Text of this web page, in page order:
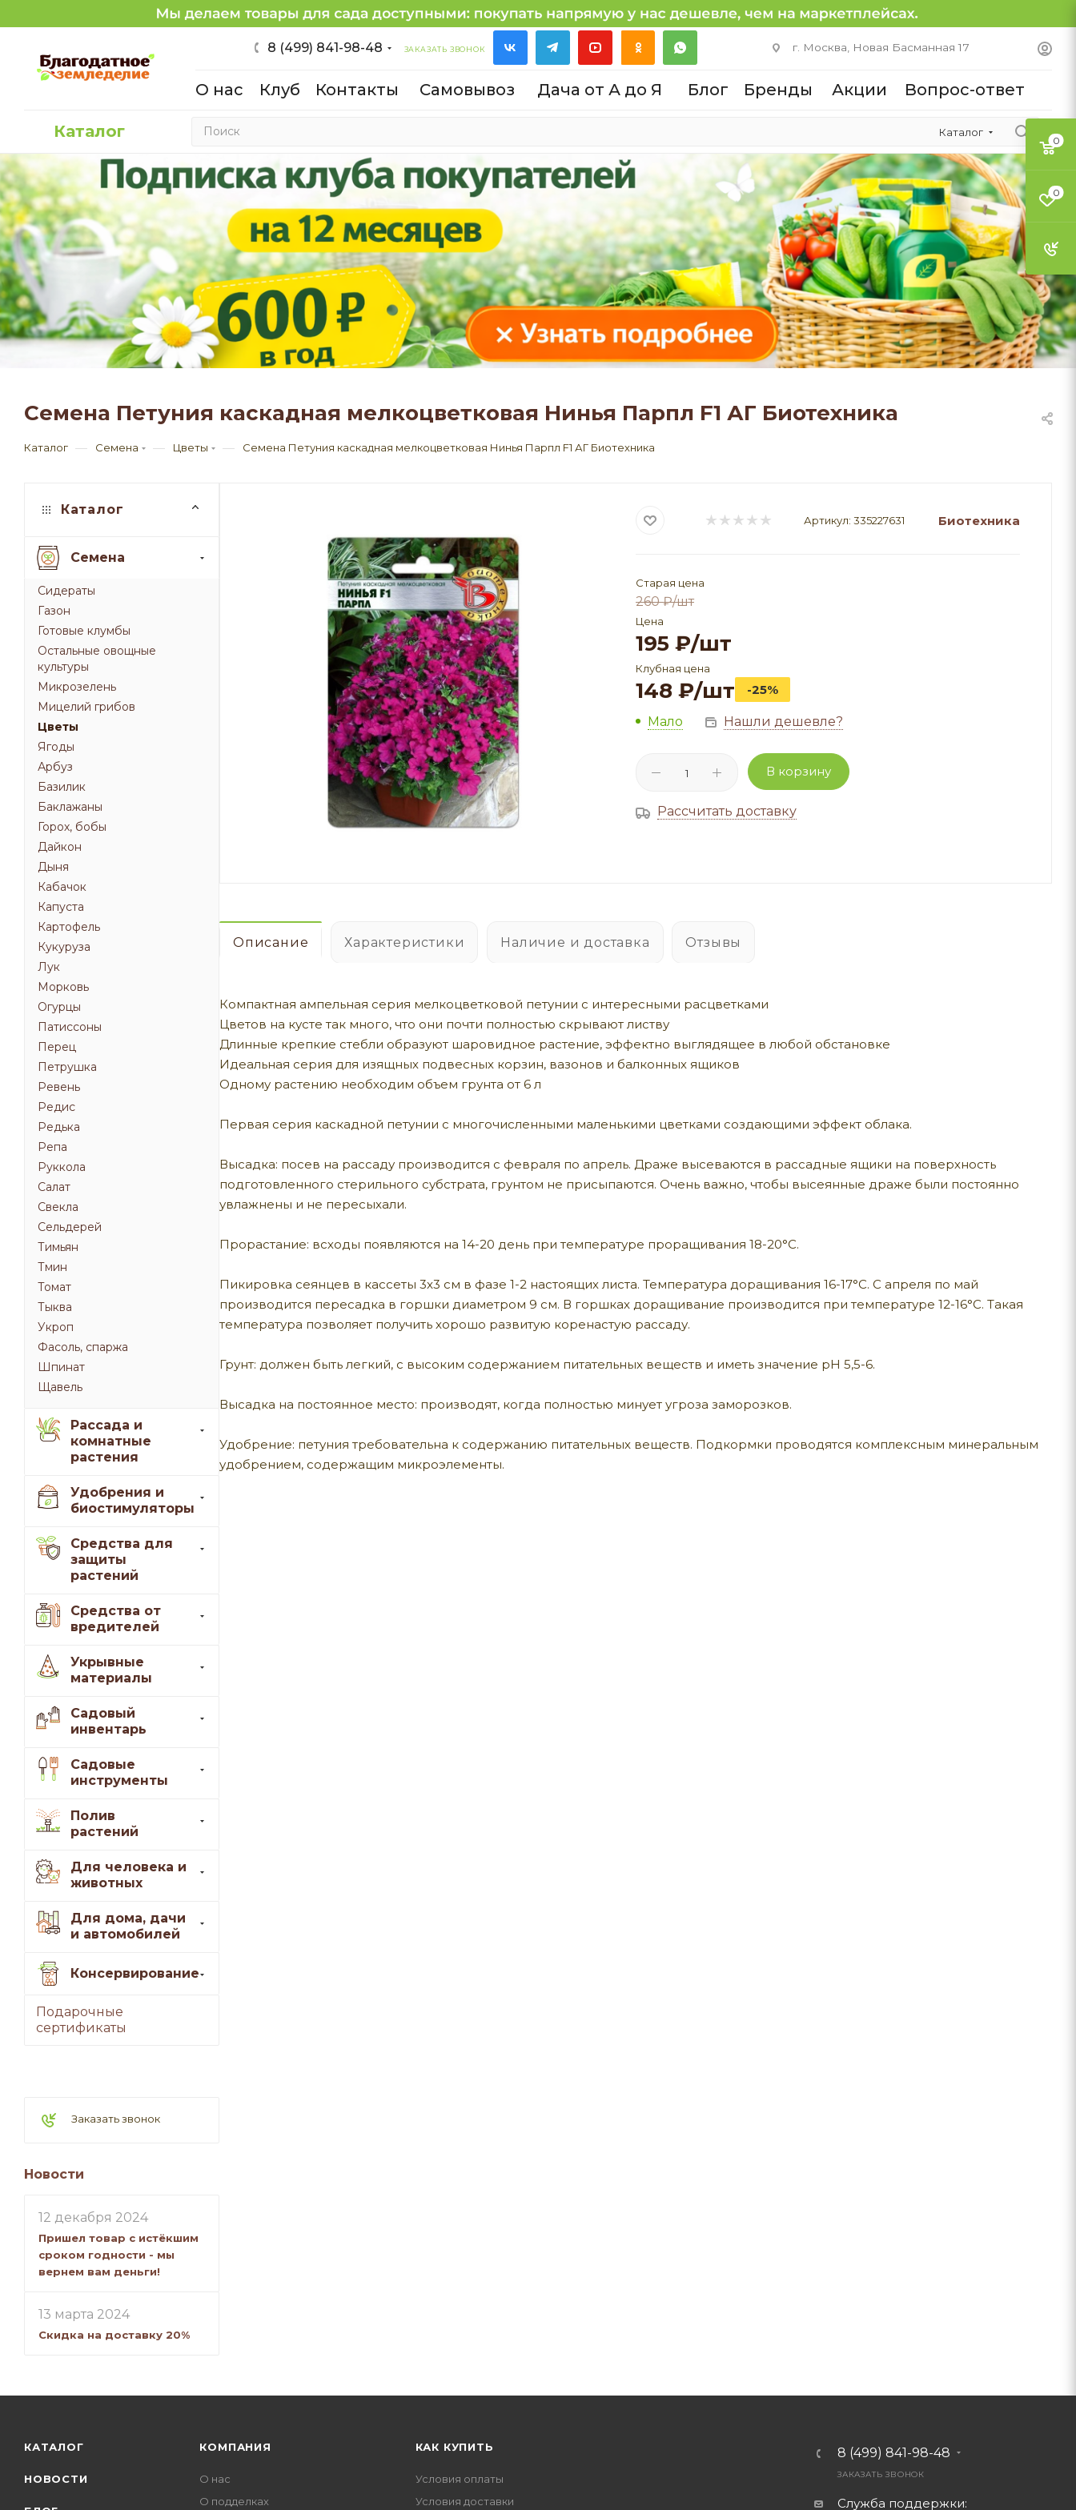
8 (499) 841-98-48 ЗАКАЗАТЬ ЗВОНОК г. Москва, Новая Басманная 17
О нас Клуб Контакты Самовывоз Дача от А до Я Блог Бренды Акции Вопрос-ответ
Каталог Каталог
Семена Петуния каскадная мелкоцветковая Нинья Парпл F1 АГ Биотехника
Каталог — Семена — Цветы — Семена Петуния каскадная мелкоцветковая Нинья Парпл F1 АГ Биотехника
Артикул: 335227631 Биотехника
Старая цена
260₽/шт
Цена
195 ₽/шт
Клубная цена
148 ₽/шт -25%
Мало Нашли дешевле?
В корзину
Рассчитать доставку
Описание Характеристики Наличие и доставка Отзывы
Компактная ампельная серия мелкоцветковой петунии с интересными расцветками
Цветов на кусте так много, что они почти полностью скрывают листву
Длинные крепкие стебли образуют шаровидное растение, эффектно выглядящее в любой обстановке
Идеальная серия для изящных подвесных корзин, вазонов и балконных ящиков
Одному растению необходим объем грунта от 6 л
Первая серия каскадной петунии с многочисленными маленькими цветками создающими эффект облака.
Высадка: посев на рассаду производится с февраля по апрель. Драже высеваются в рассадные ящики на поверхность
подготовленного стерильного субстрата, грунтом не присыпаются. Очень важно, чтобы высеянные драже были постоянно
увлажнены и не пересыхали.
Прорастание: всходы появляются на 14-20 день при температуре проращивания 18-20°С.
Пикировка сеянцев в кассеты 3x3 см в фазе 1-2 настоящих листа. Температура доращивания 16-17°С. С апреля по май
производится пересадка в горшки диаметром 9 см. В горшках доращивание производится при температуре 12-16°С. Такая
температура позволяет получить хорошо развитую коренастую рассаду.
Грунт: должен быть легкий, с высоким содержанием питательных веществ и иметь значение рН 5,5-6.
Высадка на постоянное место: производят, когда полностью минует угроза заморозков.
Удобрение: петуния требовательна к содержанию питательных веществ. Подкормки проводятся комплексным минеральным
удобрением, содержащим микроэлементы.
Каталог
Семена
Сидераты
Газон
Готовые клумбы
Остальные овощные
культуры
Микрозелень
Мицелий грибов
Цветы
Ягоды
Арбуз
Базилик
Баклажаны
Горох, бобы
Дайкон
Дыня
Кабачок
Капуста
Картофель
Кукуруза
Лук
Морковь
Огурцы
Патиссоны
Перец
Петрушка
Ревень
Редис
Редька
Репа
Руккола
Салат
Свекла
Сельдерей
Тимьян
Тмин
Томат
Тыква
Укроп
Фасоль, спаржа
Шпинат
Щавель
Рассада и
комнатные
растения
Удобрения и
биостимуляторы
Средства для
защиты
растений
Средства от
вредителей
Укрывные
материалы
Садовый
инвентарь
Садовые
инструменты
Полив
растений
Для человека и
животных
Для дома, дачи
и автомобилей
Консервирование
Подарочные
сертификаты
Заказать звонок
Новости
12 декабря 2024
Пришел товар с истёкшим
сроком годности - мы
вернем вам деньги!
13 марта 2024
Скидка на доставку 20%
КАТАЛОГ
НОВОСТИ
КОМПАНИЯ
О нас
О подделках
КАК КУПИТЬ
Условия оплаты
Условия доставки
8 (499) 841-98-48
ЗАКАЗАТЬ ЗВОНОК
Служба поддержки:
0
0